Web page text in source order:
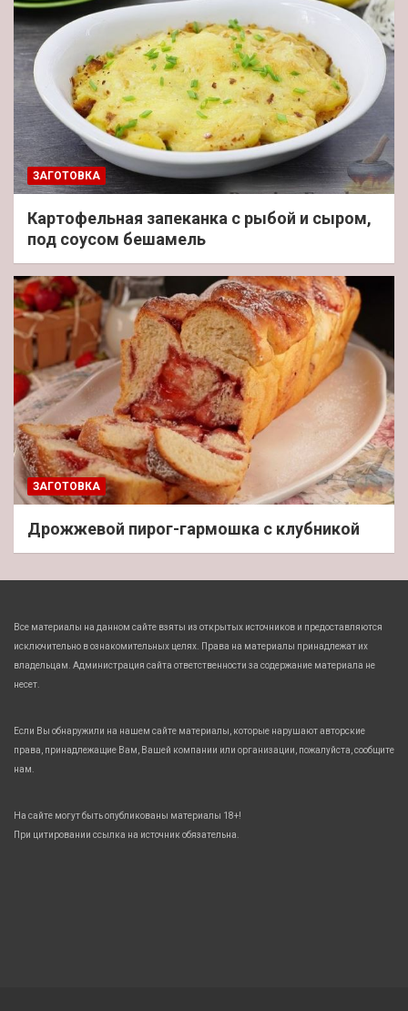
ЗАГОТОВКА
Картофельная запеканка с рыбой и сыром,
под соусом бешамель
ЗАГОТОВКА
Дрожжевой пирог-гармошка с клубникой
Все материалы на данном сайте взяты из открытых источников и предоставляются
исключительно в ознакомительных целях. Права на материалы принадлежат их
владельцам. Администрация сайта ответственности за содержание материала не
несет.
Если Вы обнаружили на нашем сайте материалы, которые нарушают авторские
права, принадлежащие Вам, Вашей компании или организации, пожалуйста, сообщите
нам.
На сайте могут быть опубликованы материалы 18+!
При цитировании ссылка на источник обязательна.